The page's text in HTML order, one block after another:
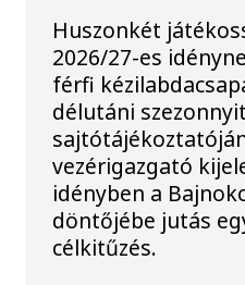
Huszonkét
2026/27-es
férfi
délutáni
vezérigazgató
idényben a
döntőjébe jutás
célkitűzés.